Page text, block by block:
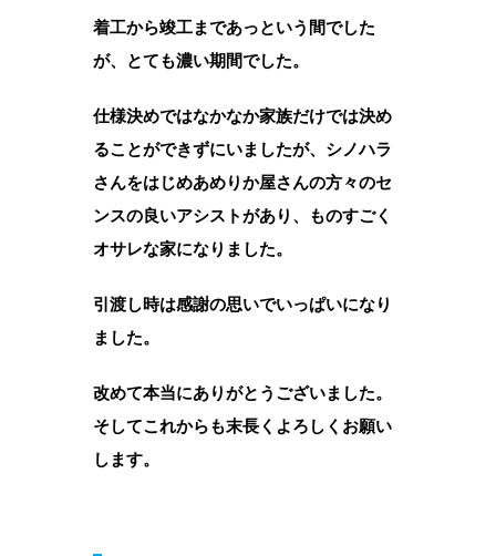
着工から竣工まであっという間でした
が、とても濃い期間でした。
仕様決めではなかなか家族だけでは決め
ることができずにいましたが、シノハラ
さんをはじめあめりか屋さんの方々のセ
ンスの良いアシストがあり、ものすごく
オサレな家になりました。
引渡し時は感謝の思いでいっぱいになり
ました。
改めて本当にありがとうございました。
そしてこれからも末長くよろしくお願い
します。